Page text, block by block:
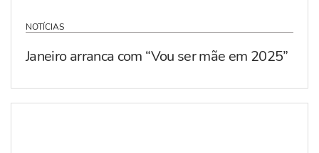
NOTÍCIAS
Janeiro arranca com “Vou ser mãe em 2025”